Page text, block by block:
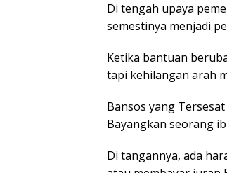
Di tengah upaya
semestinya menjadi
Ketika bantuan
tapi kehilangan arah
Bansos yang
Bayangkan seorang
Di tangannya, ada